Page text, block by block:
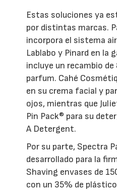
Estas soluciones ya
por distintas marcas.
incorpora el sistema
Lablabo y Pinard en la
incluye un recambio de
parfum. Cahé
en su crema facial y
ojos, mientras que
Pin Pack® para su
A Detergent.
Por su parte, Spectra
desarrollado para la
Shaving envases de
con un 35% de